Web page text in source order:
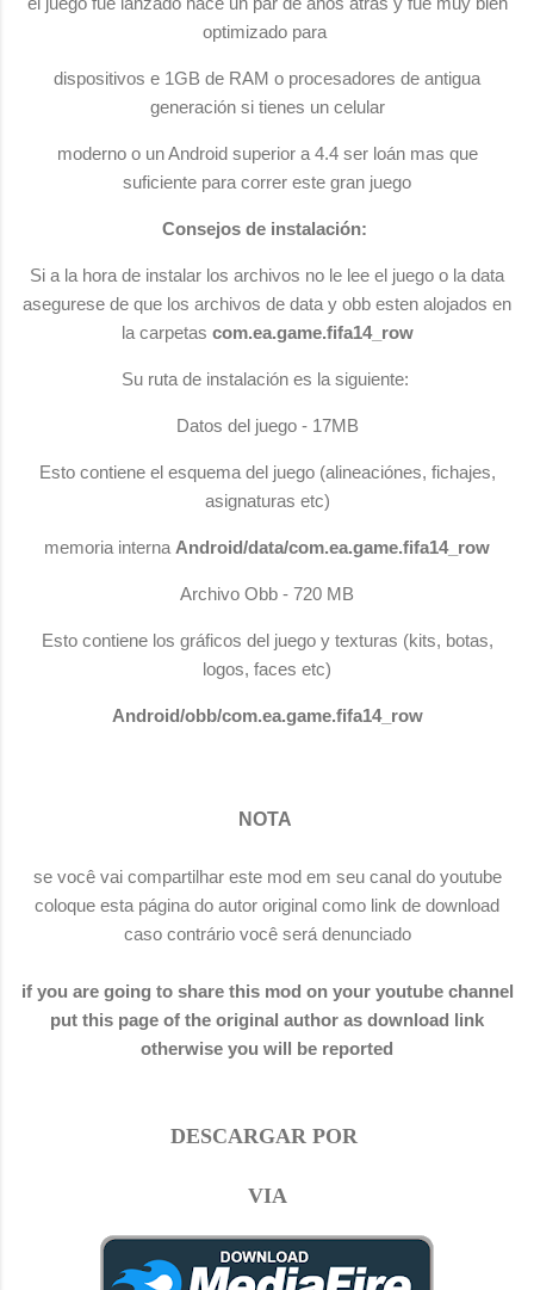
optimizado para
dispositivos e 1GB de RAM o procesadores de antigua
generación si tienes un celular
moderno o un Android superior a 4.4 ser loán mas que
suficiente para correr este gran juego
Consejos de instalación:
Si a la hora de instalar los archivos no le lee el juego o la data
asegurese de que los archivos de data y obb esten alojados en
la carpetas com.ea.game.fifa14_row
Su ruta de instalación es la siguiente:
Datos del juego - 17MB
Esto contiene el esquema del juego (alineaciónes, fichajes,
asignaturas etc)
memoria interna Android/data/com.ea.game.fifa14_row
Archivo Obb - 720 MB
Esto contiene los gráficos del juego y texturas (kits, botas,
logos, faces etc)
Android/obb/com.ea.game.fifa14_row
NOTA
se você vai compartilhar este mod em seu canal do youtube
coloque esta página do autor original como link de download
caso contrário você será denunciado
if you are going to share this mod on your youtube channel
put this page of the original author as download link
otherwise you will be reported
DESCARGAR POR
VIA